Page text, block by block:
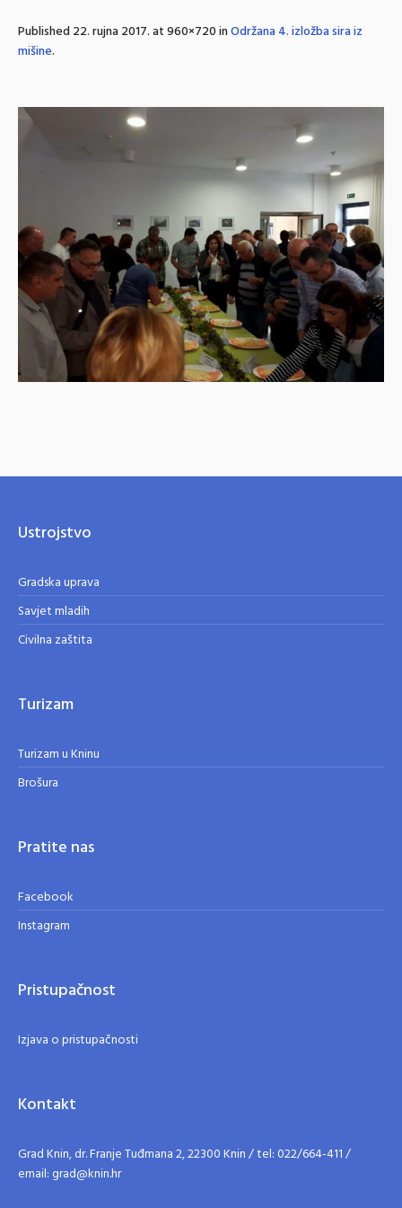
Published22. rujna 2017.at 960×720 inOdržana 4. izložba sira iz
mišine.
Ustrojstvo
Gradska uprava
Savjet mladih
Civilna zaštita
Turizam
Turizam u Kninu
Brošura
Pratite nas
Facebook
Instagram
Pristupačnost
Izjava o pristupačnosti
Kontakt
Grad Knin, dr. Franje Tuđmana 2, 22300 Knin / tel: 022/664-411 /
email: grad@knin.hr